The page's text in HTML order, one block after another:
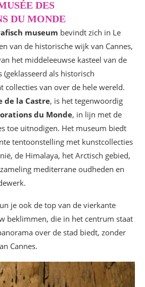
DES
DU MONDE
museum bevindt zich in Le
van de historische wijk van Cannes,
het middeleeuwse kasteel van de
als historisch
collecties van over de hele wereld.
de la Castre, is het tegenwoordig
du Monde, in lijn met de
toe uitnodigen. Het museum biedt
tentoonstelling met kunstcollecties
de Himalaya, het Arctisch gebied,
mediterrane oudheden en
je ook de top van de vierkante
beklimmen, die in het centrum staat
over de stad biedt, zonder
Cannes.